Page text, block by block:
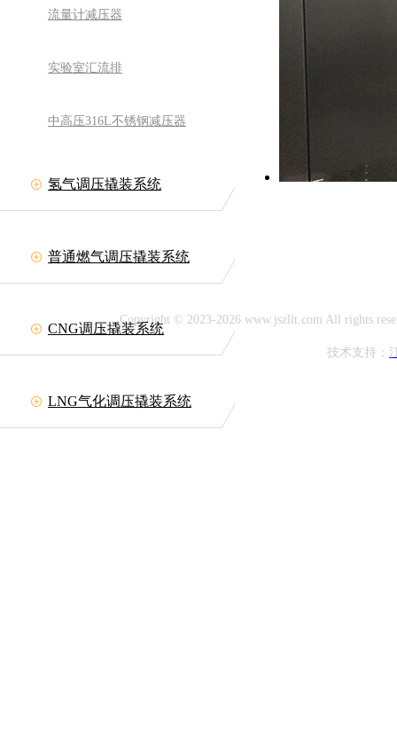
流量计减压器
实验室汇流排
中高压316L不锈钢减压器
氢气调压撬装系统
普通燃气调压撬装系统
CNG调压撬装系统
LNG气化调压撬装系统
限公司
Copyright © 2023-2026 www.jszllt.com All rights
技术支持：